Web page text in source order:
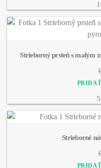
Strieborný prsteň s malým
Strieborné